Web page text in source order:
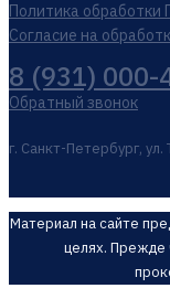
Политика обработки
Согласие на
8 (931) 000-
Обратный звонок
г. Санкт-Петербург, ул.
Материал на сайте
целях. Прежде